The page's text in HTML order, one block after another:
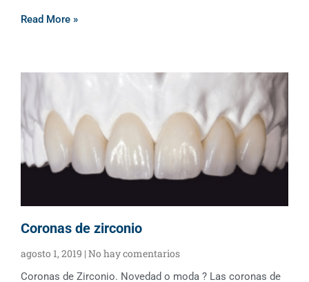
Read More »
Coronas de zirconio
agosto 1, 2019 No hay comentarios
Coronas de Zirconio. Novedad o moda ? Las coronas de